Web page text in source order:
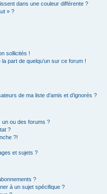
dans une couleur différente ?
» ?
sollicités !
part de quelqu’un sur ce forum !
de ma liste d’amis et d’ignorés ?
un ou des forums ?
?
?!
et sujets ?
?
à un sujet spécifique ?